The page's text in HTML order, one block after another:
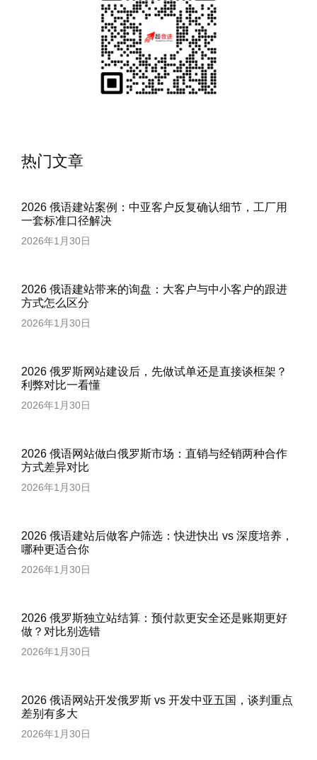
热门文章
2026 俄语建站案例：中亚客户反复确认细节，工厂用
一套标准口径解决
2026年1月30日
2026 俄语建站带来的询盘：大客户与中小客户的跟进
方式怎么区分
2026年1月30日
2026 俄罗斯网站建设后，先做试单还是直接谈框架？
利弊对比一看懂
2026年1月30日
2026 俄语网站做白俄罗斯市场：直销与经销两种合作
方式差异对比
2026年1月30日
2026 俄语建站后做客户筛选：快进快出 vs 深度培养，
哪种更适合你
2026年1月30日
2026 俄罗斯独立站结算：预付款更安全还是账期更好
做？对比别选错
2026年1月30日
2026 俄语网站开发俄罗斯 vs 开发中亚五国，谈判重点
差别有多大
2026年1月30日